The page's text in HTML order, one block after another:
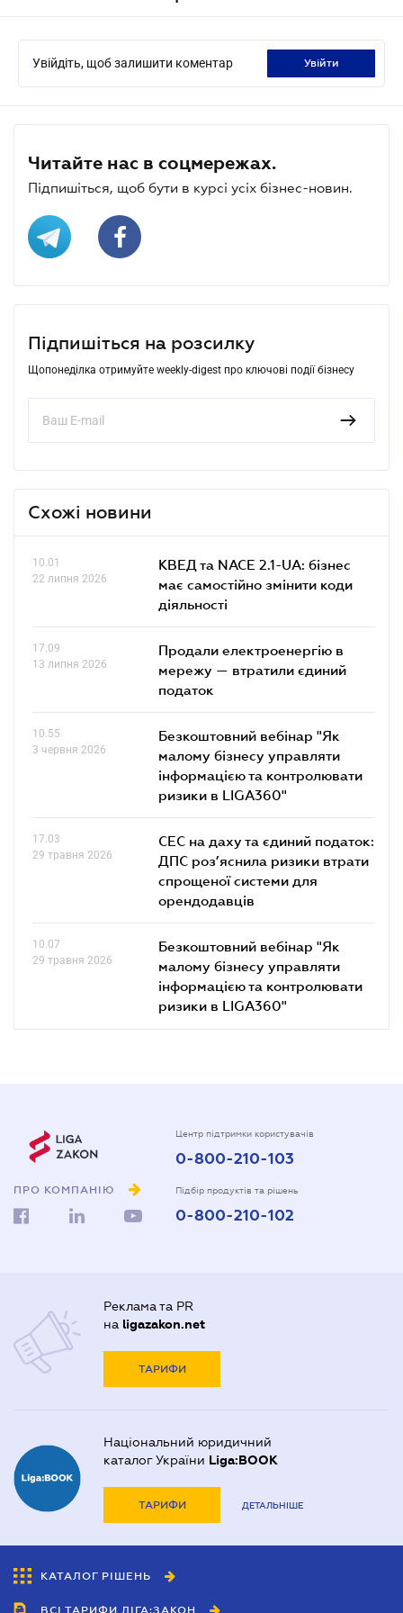
Увійдіть, щоб залишити коментар увійти
Читайте нас в соцмережах.
Підпишіться, щоб бути в курсі усіх бізнес-новин.
Підпишіться на розсилку
Щопонеділка отримуйте weekly-digest про ключові події бізнесу
Схожі новини
10.01
22 липня 2026
КВЕД та NACE 2.1-UA: бізнес
має самостійно змінити коди
діяльності
17.09
13 липня 2026
Продали електроенергію в
мережу — втратили єдиний
податок
10.55
3 червня 2026
Безкоштовний вебінар "Як
малому бізнесу управляти
інформацією та контролювати
ризики в LIGA360"
17.03
29 травня 2026
СЕС на даху та єдиний податок:
ДПС роз’яснила ризики втрати
спрощеної системи для
орендодавців
10.07
29 травня 2026
Безкоштовний вебінар "Як
малому бізнесу управляти
інформацією та контролювати
ризики в LIGA360"
ПРО КОМПАНІЮ
Центр підтримки користувачів
0-800-210-103
Підбір продуктів та рішень
0-800-210-102
Реклама та PR
на ligazakon.net
ТАРИФИ
Національний юридичний
каталог України Liga:BOOK
ТАРИФИ ДЕТАЛЬНІШЕ
КАТАЛОГ РІШЕНЬ
ВСІ ТАРИФИ ЛІГА:ЗАКОН